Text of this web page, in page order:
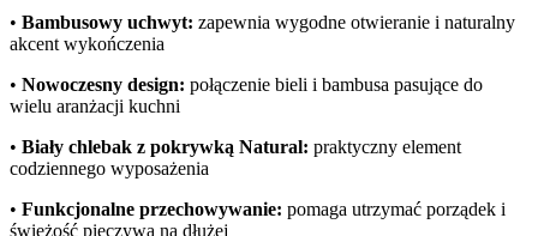
• Bambusowy uchwyt: zapewnia wygodne otwieranie i naturalny
akcent wykończenia
• Nowoczesny design: połączenie bieli i bambusa pasujące do
wielu aranżacji kuchni
• Biały chlebak z pokrywką Natural: praktyczny element
codziennego wyposażenia
• Funkcjonalne przechowywanie: pomaga utrzymać porządek i
świeżość pieczywa na dłużej